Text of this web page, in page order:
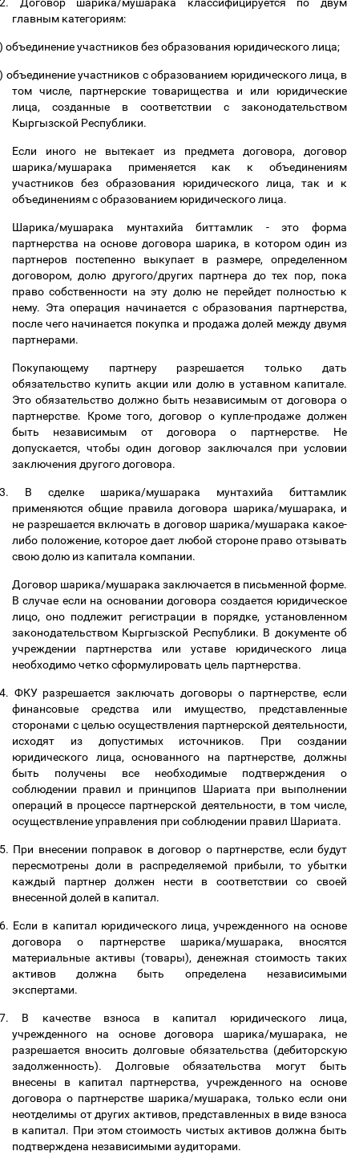
главным категориям:
объединение участников без образования юридического лица;
объединение участников с образованием юридического лица, в
том числе, партнерские товарищества и или юридические
лица, созданные в соответствии с законодательством
Кыргызской Республики.
Если иного не вытекает из предмета договора, договор
шарика/мушарака применяется как к объединениям
участников без образования юридического лица, так и к
объединениям с образованием юридического лица.
Шарика/мушарака мунтахийа биттамлик - это форма
партнерства на основе договора шарика, в котором один из
партнеров постепенно выкупает в размере, определенном
договором, долю другого/других партнера до тех пор, пока
право собственности на эту долю не перейдет полностью к
нему. Эта операция начинается с образования партнерства,
после чего начинается покупка и продажа долей между двумя
партнерами.
Покупающему партнеру разрешается только дать
обязательство купить акции или долю в уставном капитале.
Это обязательство должно быть независимым от договора о
партнерстве. Кроме того, договор о купле-продаже должен
быть независимым от договора о партнерстве. Не
допускается, чтобы один договор заключался при условии
заключения другого договора.
В сделке шарика/мушарака мунтахийа биттамлик
применяются общие правила договора шарика/мушарака, и
не разрешается включать в договор шарика/мушарака какое-
либо положение, которое дает любой стороне право отзывать
свою долю из капитала компании.
Договор шарика/мушарака заключается в письменной форме.
В случае если на основании договора создается юридическое
лицо, оно подлежит регистрации в порядке, установленном
законодательством Кыргызской Республики. В документе об
учреждении партнерства или уставе юридического лица
необходимо четко сформулировать цель партнерства.
ФКУ разрешается заключать договоры о партнерстве, если
финансовые средства или имущество, представленные
сторонами с целью осуществления партнерской деятельности,
исходят из допустимых источников. При создании
юридического лица, основанного на партнерстве, должны
быть получены все необходимые подтверждения о
соблюдении правил и принципов Шариата при выполнении
операций в процессе партнерской деятельности, в том числе,
осуществление управления при соблюдении правил Шариата.
При внесении поправок в договор о партнерстве, если будут
пересмотрены доли в распределяемой прибыли, то убытки
каждый партнер должен нести в соответствии со своей
внесенной долей в капитал.
Если в капитал юридического лица, учрежденного на основе
договора о партнерстве шарика/мушарака, вносятся
материальные активы (товары), денежная стоимость таких
активов должна быть определена независимыми
экспертами.
В качестве взноса в капитал юридического лица,
учрежденного на основе договора шарика/мушарака, не
разрешается вносить долговые обязательства (дебиторскую
задолженность). Долговые обязательства могут быть
внесены в капитал партнерства, учрежденного на основе
договора о партнерстве шарика/мушарака, только если они
неотделимы от других активов, представленных в виде взноса
в капитал. При этом стоимость чистых активов должна быть
подтверждена независимыми аудиторами.